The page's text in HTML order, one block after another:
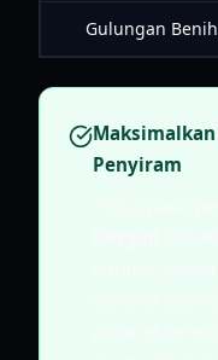
Gulungan Benih
Penyiram